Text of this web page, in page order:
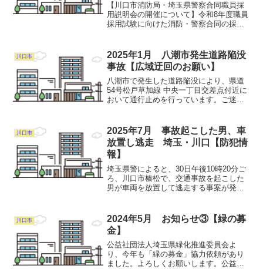
【川口市消防局・埼玉県警察合同職員採
用説明会の開催について】令和8年度職員
採用試験に向けた消防・警察合同の採用
い』という就活生の方に向けて、消防・
警察それぞれの職種の特...
川口市
2025年1月 八潮市発生道路陥没
事故【広域迂回のお願い】
八潮市で発生した道路陥没により、県道
54号松戸草加線 中央一丁目交差点付近に
おいて通行止めを行っています。ご迷惑
行止区間は、下記埼玉県ホームページの
「交通規制状況」...
川口市
2025年7月 事故起こした男、車
放置し逃走 埼玉・川口【防犯情
報】
埼玉県警によると、30日午後10時20分ご
ろ、川口市榛松で、交通事故を起こした
男が車両を放置して逃走する事案が発生
肉、紺色の半袖、灰色の半ズボン、黒っ
ぽいサンダ...
川口市
2024年5月 お知らせ③【緑の募
金】
公益社団法人埼玉県緑化推進委員会よ
り、今年も「緑の募金」協力依頼があり
ました。よろしくお願いします。公益社